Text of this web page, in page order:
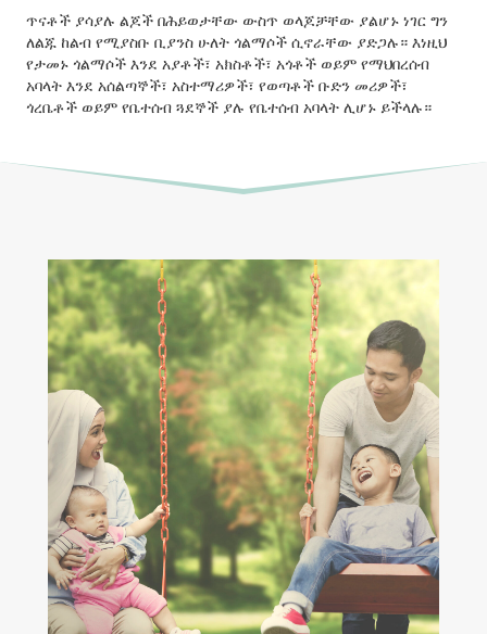
ጥናቶች ያሳያሉ ልጆች በሕይወታቸው ውስጥ ወላጆቻቸው ያልሆኑ ነገር ግን
ለልጁ ከልብ የሚያስቡ ቢያንስ ሁለት ጎልማሶች ሲኖራቸው ያድጋሉ። እነዚህ
የታመኑ ጎልማሶች እንደ አያቶች፣ አክስቶች፣ አጎቶች ወይም የማህበረሰብ
አባላት እንደ አሰልጣኞች፣ አስተማሪዎች፣ የወጣቶች ቡድን መሪዎች፣
ጎረቤቶች ወይም የቤተሰብ ጓደኞች ያሉ የቤተሰብ አባላት ሊሆኑ ይችላሉ።